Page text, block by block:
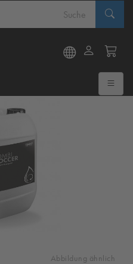
Abbildung ähnlich